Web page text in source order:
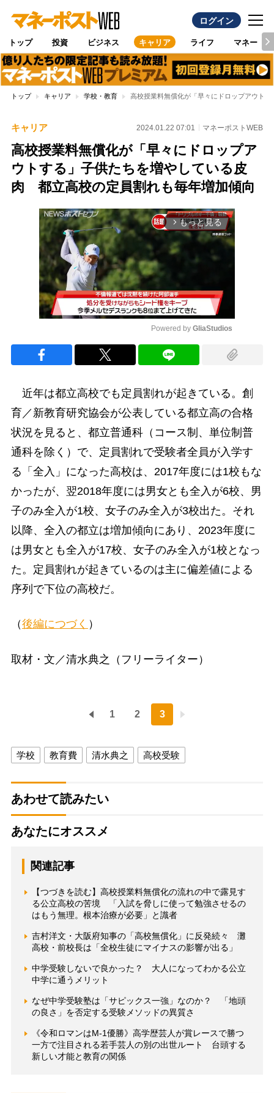
ログイン
トップ 投資 ビジネス キャリア ライフ マネー
トップ キャリア 学校・教育 高校授業料無償化が「早々にドロップアウト
キャリア 2024.01.22 07:01 マネーポストWEB
高校授業料無償化が「早々にドロップア
ウトする」子供たちを増やしている皮
肉 都立高校の定員割れも毎年増加傾向
arrow_forward_ios もっと見る
Powered by GliaStudios
近年は都立高校でも定員割れが起きている。創
育／新教育研究協会が公表している都立高の合格
状況を見ると、都立普通科（コース制、単位制普
通科を除く）で、定員割れで受験者全員が入学す
る「全入」になった高校は、2017年度には1校もな
かったが、翌2018年度には男女とも全入が6校、男
子のみ全入が1校、女子のみ全入が3校出た。それ
以降、全入の都立は増加傾向にあり、2023年度に
は男女とも全入が17校、女子のみ全入が1校となっ
た。定員割れが起きているのは主に偏差値による
序列で下位の高校だ。
（後編につづく ）
取材・文／清水典之（フリーライター）
1 2 3
学校 教育費 清水典之 高校受験
あわせて読みたい
あなたにオススメ
関連記事
【つづきを読む】高校授業料無償化の流れの中で露見す
る公立高校の苦境 「入試を脅しに使って勉強させるの
はもう無理。根本治療が必要」と識者
吉村洋文・大阪府知事の「高校無償化」に反発続々 灘
高校・前校長は「全校生徒にマイナスの影響が出る」
中学受験しないで良かった？ 大人になってわかる公立
中学に通うメリット
なぜ中学受験塾は「サピックス一強」なのか？ 「地頭
の良さ」を否定する受験メソッドの異質さ
《令和ロマンはM-1優勝》高学歴芸人が賞レースで勝つ
一方で注目される若手芸人の別の出世ルート 台頭する
新しい才能と教育の関係